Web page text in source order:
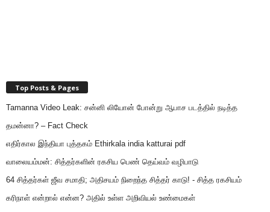
Top Posts & Pages
Tamanna Video Leak: சன்னி லியோன் போன்று ஆபாச படத்தில் நடித்த
தமன்னா? – Fact Check
எதிர்கால இந்தியா புத்தகம் Ethirkala india katturai pdf
வாலையம்மன்: சித்தர்களின் ரகசிய பெண் தெய்வம் வழிபாடு
64 சித்தர்கள் ஜீவ சமாதி; அதிசயம் நிறைந்த சித்தர் காடு! - சித்த ரகசியம்
கரிநாள் என்றால் என்ன? அதில் உள்ள அறிவியல் உண்மைகள்